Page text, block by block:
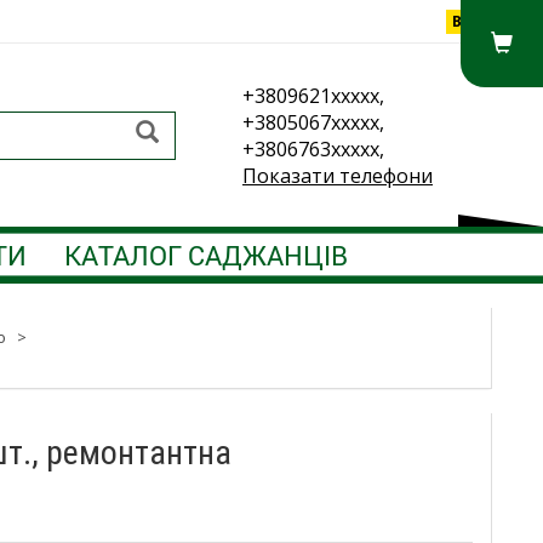
Вхід
+3809621xxxxx,
+3805067xxxxx,
+3806763xxxxx,
Показати телефони
КАТАЛОГ САДЖАНЦІВ
>
ремонтантна